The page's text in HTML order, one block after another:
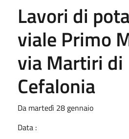
Lavori di
viale Primo
via Martiri di
Cefalonia
Da martedì 28 gennaio
Data :